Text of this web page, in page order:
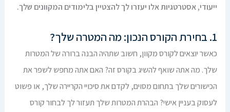
ייעודי, אסטרטגיות אלו יעזרו לך להצטיין בלימודים המקוונים שלך.
1. בחירת הקורס הנכון: מה המטרה שלך?
כאשר יוצאים לקורס מקוון, חשוב שתהיה הבנה ברורה של המטרות
שלך. מה אתה שואף להשיג בקורס זה? האם אתה מחפש לשפר את
הכישורים שלך בתחום מסוים, לקדם את סיכויי הקריירה שלך, או פשוט
לעסוק בעניין אישי? הבהרת המטרות שלך תעזור לך לבחור קורס